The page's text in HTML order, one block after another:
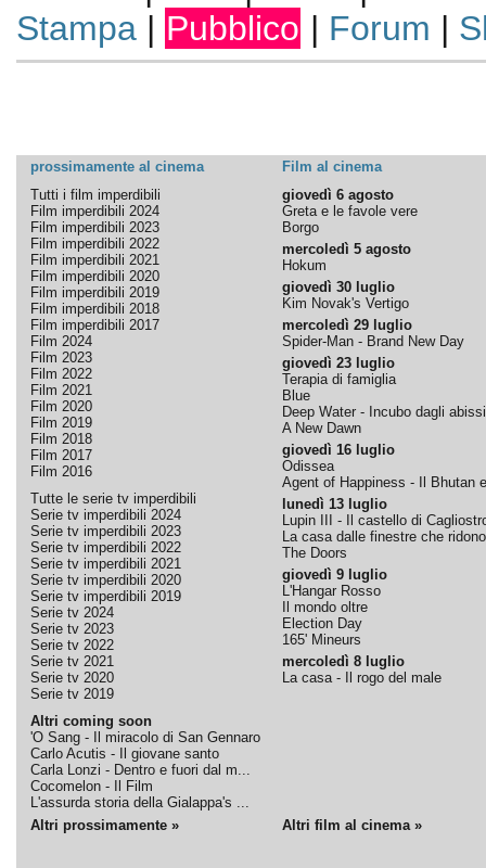
Stampa| Pubblico | Forum |
prossimamente al cinema
Film al cinema
Tutti i film imperdibili
Film imperdibili 2024
Film imperdibili 2023
Film imperdibili 2022
Film imperdibili 2021
Film imperdibili 2020
Film imperdibili 2019
Film imperdibili 2018
Film imperdibili 2017
Film 2024
Film 2023
Film 2022
Film 2021
Film 2020
Film 2019
Film 2018
Film 2017
Film 2016
Tutte le serie tv imperdibili
Serie tv imperdibili 2024
Serie tv imperdibili 2023
Serie tv imperdibili 2022
Serie tv imperdibili 2021
Serie tv imperdibili 2020
Serie tv imperdibili 2019
Serie tv 2024
Serie tv 2023
Serie tv 2022
Serie tv 2021
Serie tv 2020
Serie tv 2019
Altri coming soon
'O Sang - Il miracolo di San Gennaro
Carlo Acutis - Il giovane santo
Carla Lonzi - Dentro e fuori dal m...
Cocomelon - Il Film
L'assurda storia della Gialappa's ...
giovedì 6 agosto
Greta e le favole vere
Borgo
mercoledì 5 agosto
Hokum
giovedì 30 luglio
Kim Novak's Vertigo
mercoledì 29 luglio
Spider-Man - Brand New Day
giovedì 23 luglio
Terapia di famiglia
Blue
Deep Water - Incubo dagli abissi
A New Dawn
giovedì 16 luglio
Odissea
Agent of Happiness - Il Bhutan
lunedì 13 luglio
Lupin III - Il castello di
La casa dalle finestre che ridono
The Doors
giovedì 9 luglio
L'Hangar Rosso
Il mondo oltre
Election Day
165' Mineurs
mercoledì 8 luglio
La casa - Il rogo del male
Altri prossimamente » Altri film al cinema »